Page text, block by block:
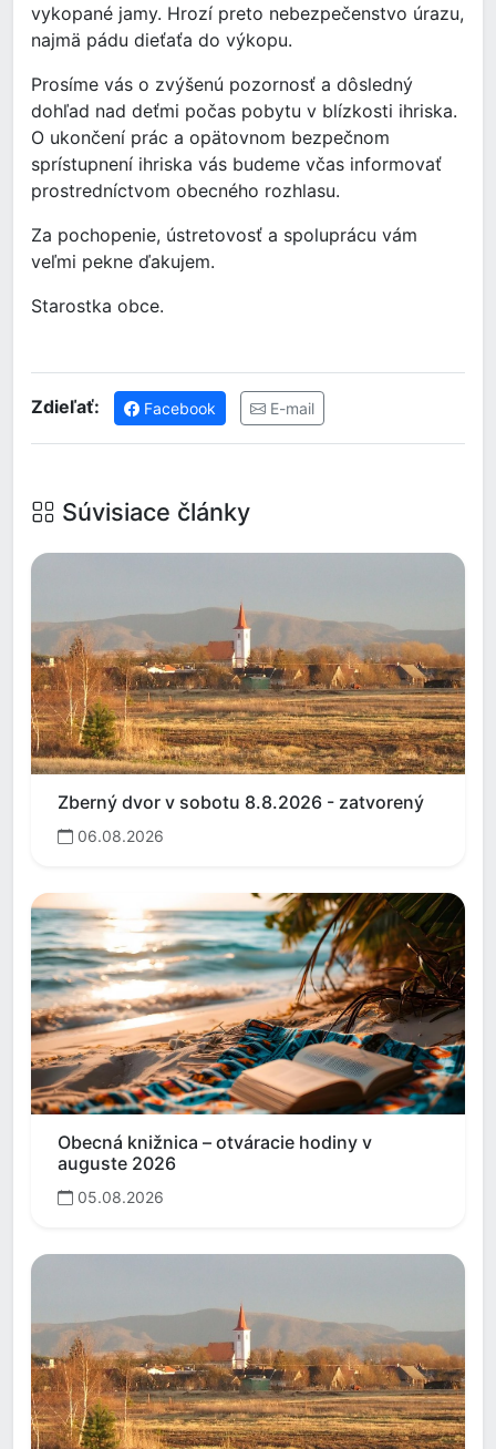
vykopané jamy. Hrozí preto nebezpečenstvo úrazu,
najmä pádu dieťaťa do výkopu.
Prosíme vás o zvýšenú pozornosť a dôsledný
dohľad nad deťmi počas pobytu v blízkosti ihriska.
O ukončení prác a opätovnom bezpečnom
sprístupnení ihriska vás budeme včas informovať
prostredníctvom obecného rozhlasu.
Za pochopenie, ústretovosť a spoluprácu vám
veľmi pekne ďakujem.
Starostka obce.
Zdieľať: Facebook E-mail
Súvisiace články
Zberný dvor v sobotu 8.8.2026 - zatvorený
06.08.2026
Obecná knižnica – otváracie hodiny v
auguste 2026
05.08.2026